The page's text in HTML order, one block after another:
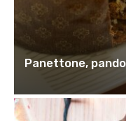
Panettone,